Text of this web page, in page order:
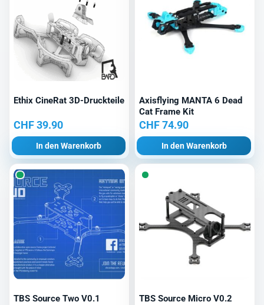
Ethix CineRat 3D-Druckteile
CHF39.90
In den Warenkorb
Axisflying MANTA 6 Dead
Cat Frame Kit
CHF74.90
In den Warenkorb
TBS Source Two V0.1 TBS Source Micro V0.2